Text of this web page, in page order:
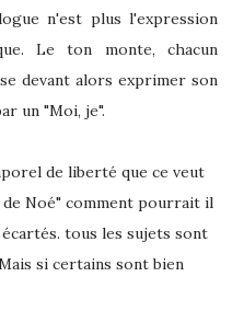
n'est plus l'expression
Le ton monte, chacun
devant alors exprimer son
un "Moi, je".
de liberté que ce veut
Noé" comment pourrait il
tous les sujets sont
si certains sont bien